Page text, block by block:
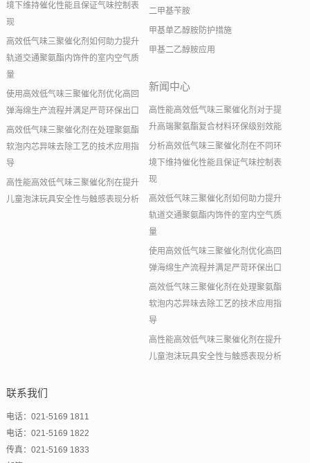
境下维持催化性能且保证气味控制表
现
高效低气味三聚催化剂如何助力提升
轨道交通聚氨酯内饰件的室内空气质
量
使用高效低气味三聚催化剂优化高回
弹海绵生产流程并满足严苛环保出口
高效低气味三聚催化剂在处理聚氨酯
软泡内芯异味去除工艺的技术应用指
导
高性能高效低气味三聚催化剂在提升
儿童泡沫玩具安全性与触感表现分析
二甲基苄胺
甲基单乙醇胺防护措施
甲基二乙醇胺应用
新闻中心
高性能高效低气味三聚催化剂对于提
升高端聚氨酯复合材料环保级别效能
分析高效低气味三聚催化剂在不同环
境下维持催化性能且保证气味控制表
现
高效低气味三聚催化剂如何助力提升
轨道交通聚氨酯内饰件的室内空气质
量
使用高效低气味三聚催化剂优化高回
弹海绵生产流程并满足严苛环保出口
高效低气味三聚催化剂在处理聚氨酯
软泡内芯异味去除工艺的技术应用指
导
高性能高效低气味三聚催化剂在提升
儿童泡沫玩具安全性与触感表现分析
联系我们
电话：021-5169 1811
电话：021-5169 1822
传真：021-5169 1833